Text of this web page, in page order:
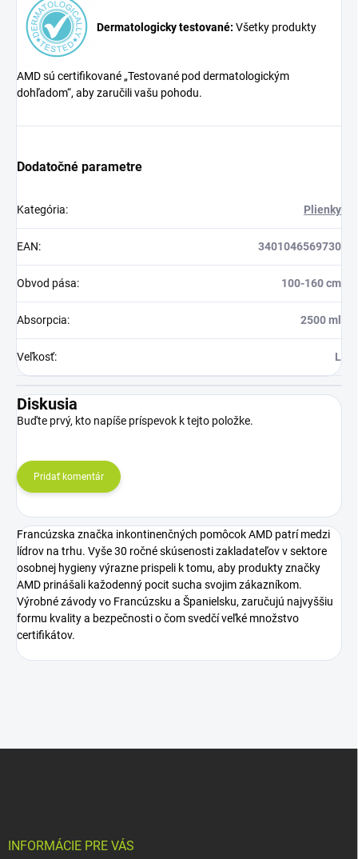
Dermatologicky testované: Všetky produkty
AMD sú certifikované „Testované pod dermatologickým
dohľadom“, aby zaručili vašu pohodu.
Dodatočné parametre
Kategória: Plienky
EAN: 3401046569730
Obvod pása: 100-160 cm
Absorpcia: 2500 ml
Veľkosť: L
Diskusia
Buďte prvý, kto napíše príspevok k tejto položke.
Pridať komentár
Francúzska značka inkontinenčných pomôcok AMD patrí medzi
lídrov na trhu. Vyše 30 ročné skúsenosti zakladateľov v sektore
osobnej hygieny výrazne prispeli k tomu, aby produkty značky
AMD prinášali kažodenný pocit sucha svojim zákazníkom.
Výrobné závody vo Francúzsku a Španielsku, zaručujú najvyššiu
formu kvality a bezpečnosti o čom svedčí veľké množstvo
certifikátov.
INFORMÁCIE PRE VÁS